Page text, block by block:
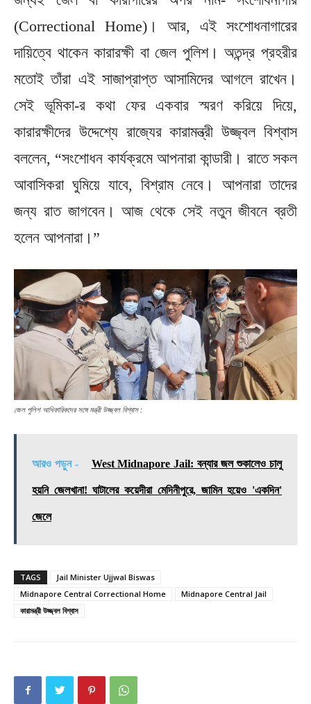
(Correctional Home)। আর, এই সংশোধনাগারের
দায়িত্বে থাকেন কারারক্ষী বা জেল পুলিশ। অতন্দ্র প্রহরীর
মতোই তাঁরা এই সাজাপ্রাপ্ত আসামিদের আগলে রাখেন।
সেই ভূমিকা-র কথা ফের একবার স্মরণ করিয়ে দিয়ে,
কারারক্ষীদের উদ্দেশ্যে রাজ্যের কারামন্ত্রী উজ্জ্বল বিশ্বাস
বললেন, “সংশোধন কার্যক্রমে আপনারা কান্ডারী। রাতে সকল
আবাসিকরা ঘুমিয়ে যাবে, বিশ্রাম নেবে। আপনারা তাদের
জন্য রাত জাগবেন। আজ থেকে সেই নতুন জীবনে ব্রতী
হলেন আপনারা।”
জেল পুলিশ আধিকারিকদের সঙ্গে মন্ত্রী উজ্জ্বল বিশ্বাস :
আরও পড়ুন - West Midnapore Jail: বন্যার জল শুকালেও চালু
হয়নি জেলখানা! ঘাটালের কয়েদীরা মেদিনীপুরে, জামিন হয়েও 'একদিন'
জেলে
TAGS
Jail Minister Ujjwal Biswas
Midnapore Central Correctional Home
Midnapore Central Jail
কারামন্ত্রী উজ্জ্বল বিশ্বাস